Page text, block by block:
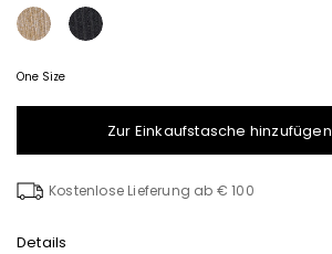
One Size
Zur Einkaufstasche hinzufügen
Kostenlose Lieferung ab € 100
Details